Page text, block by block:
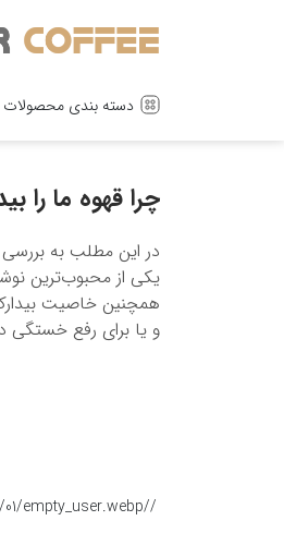
دسته بندی محصولات
چرا قهوه ما را
در این مطلب به بررسی
یکی از محبوب‌ترین
همچنین خاصیت
و یا برای رفع خستگی
/
/uploads/2024/01/empty_user.webp